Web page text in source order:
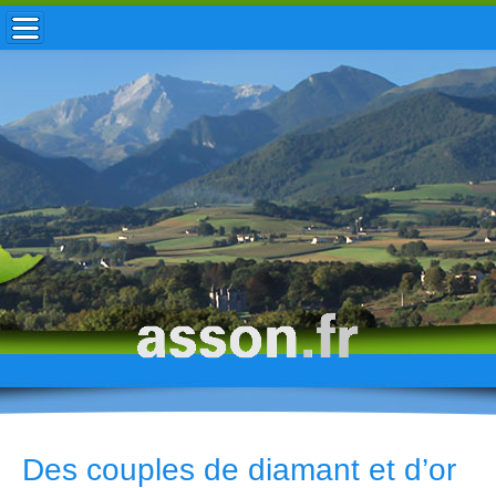
ACCUEIL / INFOS
MUNICIPALITÉ
VIE LOCALE
ENFANCE
TOURISME
HISTOIRE
Des couples de diamant et d’or